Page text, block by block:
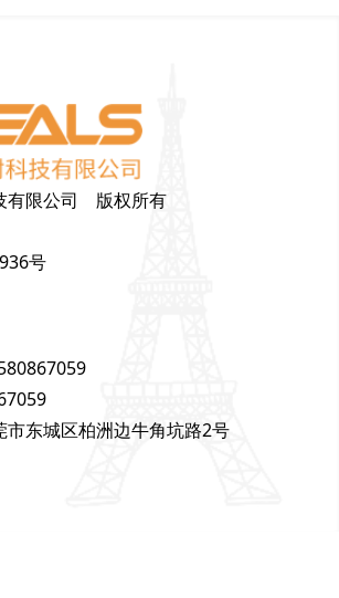
有限公司 版权所有
号
市东城区柏洲边牛角坑路2号